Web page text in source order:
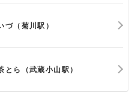
（菊川駅）
ら（武蔵小山駅）